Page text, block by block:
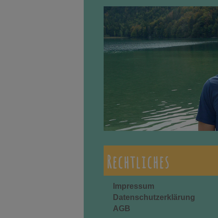
Rechtliches
Impressum
Datenschutzerklärung
AGB